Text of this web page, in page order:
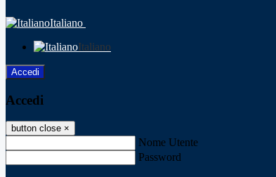
Italiano
Italiano
Accedi
Accedi
button close ×
Nome Utente
Password